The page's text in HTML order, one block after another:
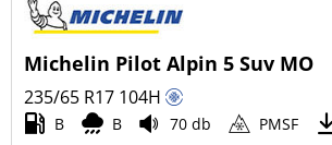
Michelin Pilot Alpin 5 Suv MO
235/65 R17 104H
B B 70 db PMSF